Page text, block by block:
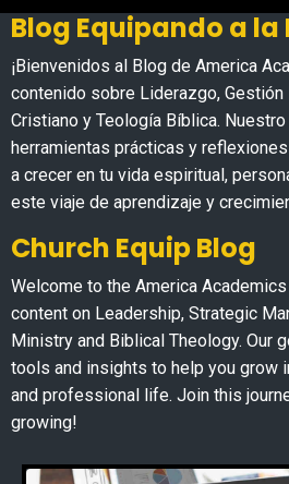
Blog Equipando a la
¡Bienvenidos al Blog de America
contenido sobre Liderazgo,
Cristiano y Teología Bíblica.
herramientas prácticas y
a crecer en tu vida espiritual,
este viaje de aprendizaje y
Church Equip Blog
Welcome to the America
content on Leadership, Strategic
Ministry and Biblical Theology. Our
tools and insights to help you grow
and professional life. Join this
growing!